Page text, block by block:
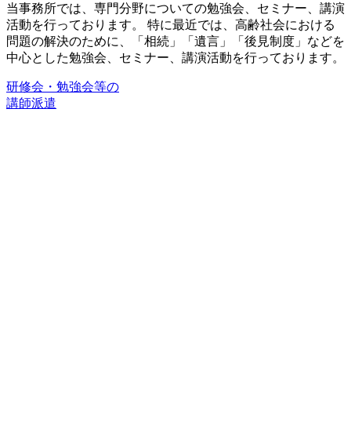
当事務所では、専門分野についての勉強会、セミナー、講演
活動を行っております。 特に最近では、高齢社会における
問題の解決のために、「相続」「遺言」「後見制度」などを
中心とした勉強会、セミナー、講演活動を行っております。
研修会・勉強会等の
講師派遣